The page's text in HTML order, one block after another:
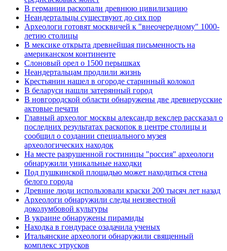
В германии раскопали древнюю цивилизацию
Неандертальцы существуют до сих пор
Археологи готовят москвичей к "внеочередному" 1000-
летию столицы
В мексике открыта древнейшая письменность на
американском континенте
Слоновый орел о 1500 перышках
Неандертальцам продлили жизнь
Крестьянин нашел в огороде старинный колокол
В беларуси нашли затерянный город
В новгородской области обнаружены две древнерусские
актовые печати
Главный археолог москвы александр векслер рассказал о
последних результатах раскопок в центре столицы и
сообщил о создании специального музея
археологических находок
На месте разрушенной гостиницы "россия" археологи
обнаружили уникальные находки
Под пушкинской площадью может находиться стена
белого города
Древние люди использовали краски 200 тысяч лет назад
Археологи обнаружили следы неизвестной
доколумбовой культуры
В украине обнаружены пирамиды
Находка в гондурасе озадачила ученых
Итальянские археологи обнаружили священный
комплекс этрусков